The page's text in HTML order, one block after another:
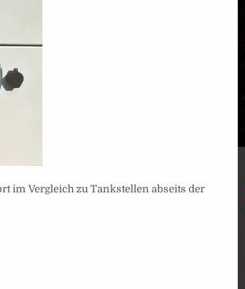
im Vergleich zu Tankstellen abseits der